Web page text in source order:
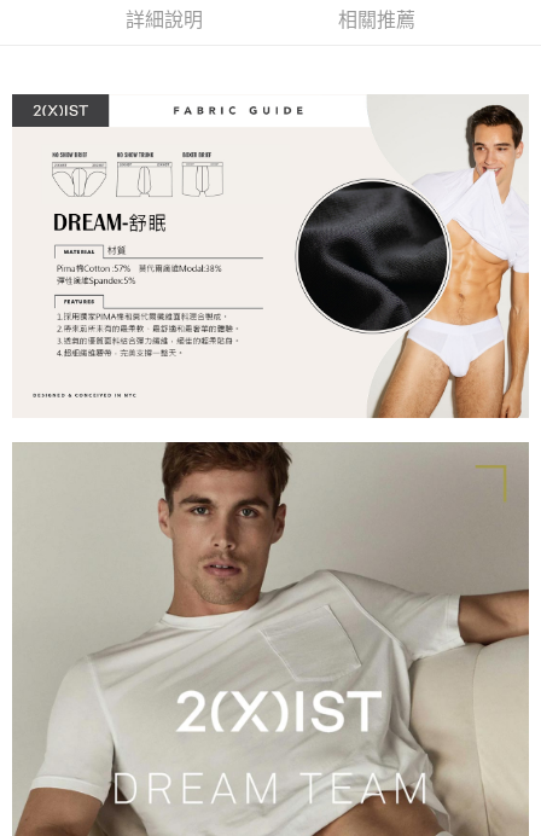
ATM／網路銀行／等多元方式進行付款，方視為交易完成。
※ 交易是否成功請以「AFTEE先享後付 」之結帳頁面顯示為準，若有關於
是否繳費成功／繳費後需取消欲退款等相關疑問，請聯繫「AFTEE先享後付
【注意事項】
１．透過由恩沛科技股份有限公司提供之「AFTEE先享後付」服務完成之交
易，需依本服務之必要範圍內提供個人資料，並將交易相關給付款項請求債
權轉讓予恩沛科技股份有限公司。
２．關於個人資料處理事宜，請瀏覽以下網址：
https://aftee.tw/terms/#terms3
３．未成年的使用者請事先徵得法定代理人或監護人之同意方可使用
「AFTEE先享後付」，若未經同意申辦者引起之損失，本公司不負相關責
４．使用「AFTEE先享後付」時，將依據個別帳號之用戶狀況，依本公司即
時審查核予不同之上限額度；若仍有額度不足之情形，本公司將視審查結果
５．嚴禁一人註冊多個帳號或使用他人資訊註冊。若發現惡意使用之情形，
恩沛科技股份有限公司將有權停止該用戶之使用額度並採取法律行動。
付款後7-11取貨
宅配
每筆NT$85，滿NT$1,200(含以上)免運費
澎湖、金門、馬祖、小琉球、綠島、蘭嶼(郵局配送)
每筆NT$125
郵局快捷(隔天到貨，需先line@客服通知小編)
查看運費
詳細說明 相關推薦